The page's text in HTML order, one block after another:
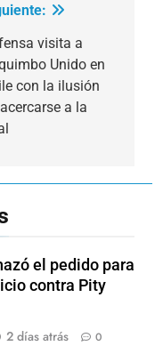
visita a
Unido en
con la ilusión
a la
el pedido para
contra Pity
2 días atrás 0